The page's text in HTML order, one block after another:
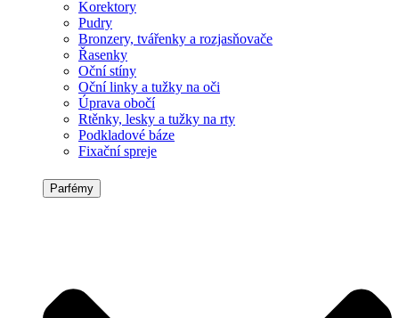
Korektory
Pudry
Bronzery, tvářenky a rozjasňovače
Řasenky
Oční stíny
Oční linky a tužky na oči
Úprava obočí
Rtěnky, lesky a tužky na rty
Podkladové báze
Fixační spreje
Parfémy